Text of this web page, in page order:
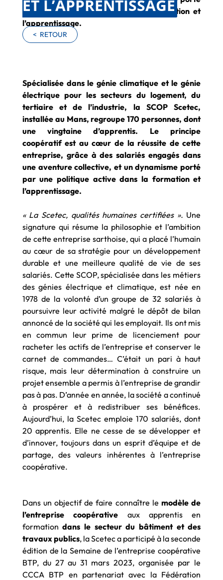
ET L’APPRENTISSAGE
< RETOUR
par une politique active dans la formation et
l’apprentissage.
Spécialisée dans le génie climatique et le génie
électrique pour les secteurs du logement, du
tertiaire et de l’industrie, la SCOP Scetec,
installée au Mans, regroupe 170 personnes, dont
une vingtaine d’apprentis. Le principe
coopératif est au cœur de la réussite de cette
entreprise, grâce à des salariés engagés dans
une aventure collective, et un dynamisme porté
par une politique active dans la formation et
l’apprentissage.
« La Scetec, qualités humaines certifiées ». Une
signature qui résume la philosophie et l’ambition
de cette entreprise sarthoise, qui a placé l’humain
au cœur de sa stratégie pour un développement
durable et une meilleure qualité de vie de ses
salariés. Cette SCOP, spécialisée dans les métiers
des génies électrique et climatique, est née en
1978 de la volonté d’un groupe de 32 salariés à
poursuivre leur activité malgré le dépôt de bilan
annoncé de la société qui les employait. Ils ont mis
en commun leur prime de licenciement pour
racheter les actifs de l’entreprise et conserver le
carnet de commandes… C’était un pari à haut
risque, mais leur détermination à construire un
projet ensemble a permis à l’entreprise de grandir
pas à pas. D’année en année, la société a continué
à prospérer et à redistribuer ses bénéfices.
Aujourd’hui, la Scetec emploie 170 salariés, dont
20 apprentis. Elle ne cesse de se développer et
d’innover, toujours dans un esprit d’équipe et de
partage, des valeurs inhérentes à l’entreprise
coopérative.
Dans un objectif de faire connaître lemodèle de
l’entreprise coopérative aux apprentis en
formation dans le secteur du bâtiment et des
travaux publics, la Scetec a participé à la seconde
édition de la Semaine de l’entreprise coopérative
BTP, du 27 au 31 mars 2023, organisée par le
CCCA BTP en partenariat avec la Fédération